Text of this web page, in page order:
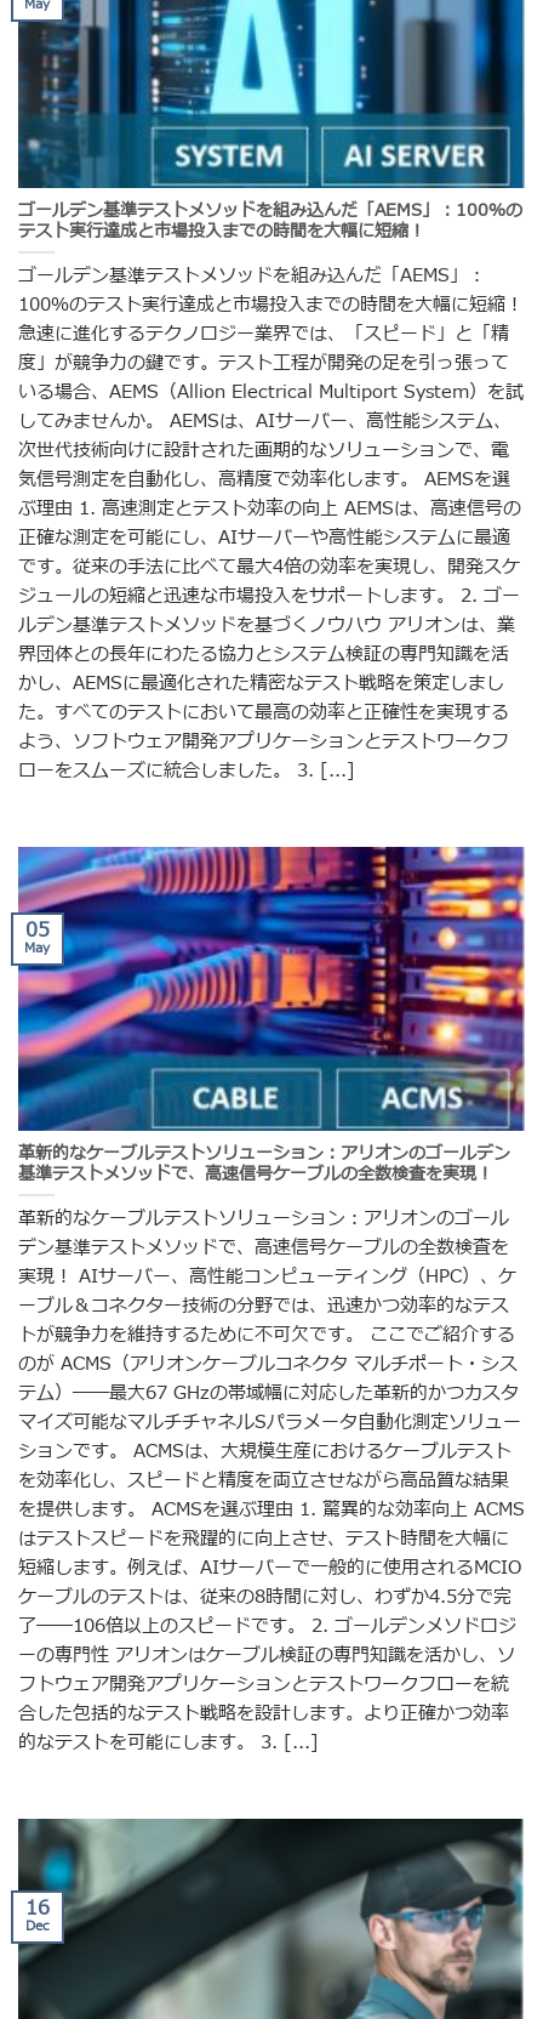
ゴールデン基準テストメソッドを組み込んだ「AEMS」：100％の
テスト実行達成と市場投入までの時間を大幅に短縮！
ゴールデン基準テストメソッドを組み込んだ「AEMS」：
100％のテスト実行達成と市場投入までの時間を大幅に短縮！
急速に進化するテクノロジー業界では、「スピード」と「精
度」が競争力の鍵です。テスト工程が開発の足を引っ張って
いる場合、AEMS（Allion Electrical Multiport System）を試
してみませんか。 AEMSは、AIサーバー、高性能システム、
次世代技術向けに設計された画期的なソリューションで、電
気信号測定を自動化し、高精度で効率化します。 AEMSを選
ぶ理由 1. 高速測定とテスト効率の向上 AEMSは、高速信号の
正確な測定を可能にし、AIサーバーや高性能システムに最適
です。従来の手法に比べて最大4倍の効率を実現し、開発スケ
ジュールの短縮と迅速な市場投入をサポートします。 2. ゴー
ルデン基準テストメソッドを基づくノウハウ アリオンは、業
界団体との長年にわたる協力とシステム検証の専門知識を活
かし、AEMSに最適化された精密なテスト戦略を策定しまし
た。すべてのテストにおいて最高の効率と正確性を実現する
よう、ソフトウェア開発アプリケーションとテストワークフ
ローをスムーズに統合しました。 3. [...]
革新的なケーブルテストソリューション：アリオンのゴールデン
基準テストメソッドで、高速信号ケーブルの全数検査を実現！
革新的なケーブルテストソリューション：アリオンのゴール
デン基準テストメソッドで、高速信号ケーブルの全数検査を
実現！ AIサーバー、高性能コンピューティング（HPC）、ケ
ーブル＆コネクター技術の分野では、迅速かつ効率的なテス
トが競争力を維持するために不可欠です。 ここでご紹介する
のが ACMS（アリオンケーブルコネクタ マルチポート・シス
テム）――最大67 GHzの帯域幅に対応した革新的かつカスタ
マイズ可能なマルチチャネルSパラメータ自動化測定ソリュー
ションです。 ACMSは、大規模生産におけるケーブルテスト
を効率化し、スピードと精度を両立させながら高品質な結果
を提供します。 ACMSを選ぶ理由 1. 驚異的な効率向上 ACMS
はテストスピードを飛躍的に向上させ、テスト時間を大幅に
短縮します。例えば、AIサーバーで一般的に使用されるMCIO
ケーブルのテストは、従来の8時間に対し、わずか4.5分で完
了――106倍以上のスピードです。 2. ゴールデンメソドロジ
ーの専門性 アリオンはケーブル検証の専門知識を活かし、ソ
フトウェア開発アプリケーションとテストワークフローを統
合した包括的なテスト戦略を設計します。より正確かつ効率
的なテストを可能にします。 3. [...]
05
May
16
Dec